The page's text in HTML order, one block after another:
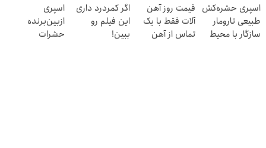
عنکبوت
حشرات خانگی و
آفات
اسپری حشره‌کش
طبیعی تارومار
سازگار با محیط
قیمت روز آهن
آلات فقط با یک
تماس از آهن
اگر کمردرد داری
این فیلم رو
ببین!
اسپری
ازبین‌برنده
حشرات